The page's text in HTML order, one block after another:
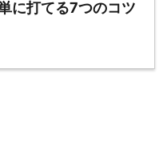
に打てる7つのコツ